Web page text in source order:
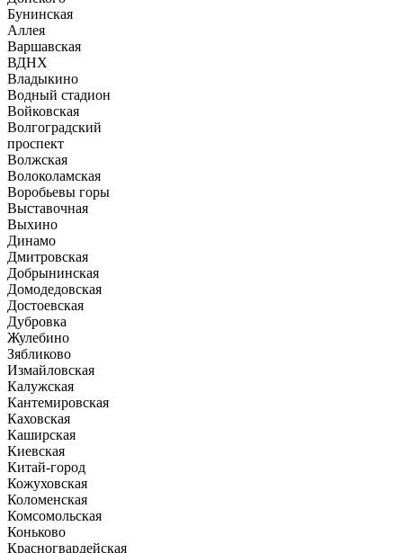
Бунинская
Аллея
Варшавская
ВДНХ
Владыкино
Водный стадион
Войковская
Волгоградский
проспект
Волжская
Волоколамская
Воробьевы горы
Выставочная
Выхино
Динамо
Дмитровская
Добрынинская
Домодедовская
Достоевская
Дубровка
Жулебино
Зябликово
Измайловская
Калужская
Кантемировская
Каховская
Каширская
Киевская
Китай-город
Кожуховская
Коломенская
Комсомольская
Коньково
Красногвардейская